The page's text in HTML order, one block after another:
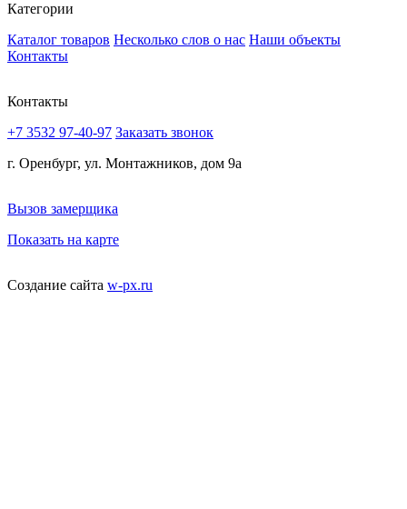
Категории
Каталог товаров Несколько слов о нас Наши объекты
Контакты
Контакты
+7 3532 97-40-97 Заказать звонок
г. Оренбург, ул. Монтажников, дом 9а
Вызов замерщика
Показать на карте
Создание сайта w-px.ru